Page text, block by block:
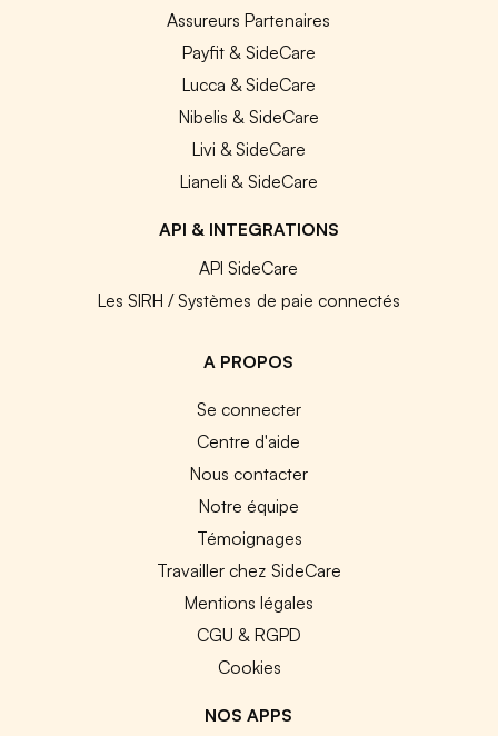
Assureurs Partenaires
Payfit & SideCare
Lucca & SideCare
Nibelis & SideCare
Livi & SideCare
Lianeli & SideCare
API & INTEGRATIONS
API SideCare
Les SIRH / Systèmes de paie connectés
A PROPOS
Se connecter
Centre d'aide
Nous contacter
Notre équipe
Témoignages
Travailler chez SideCare
Mentions légales
CGU & RGPD
Cookies
NOS APPS